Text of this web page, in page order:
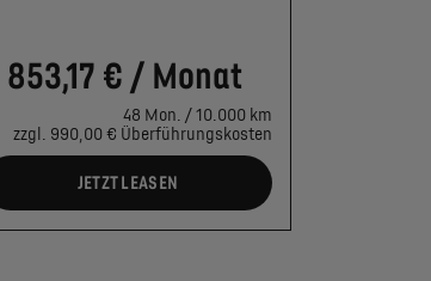
853,17 € / Monat
48 Mon. / 10.000 km
zzgl. 990,00 € Überführungskosten
JETZT LEASEN